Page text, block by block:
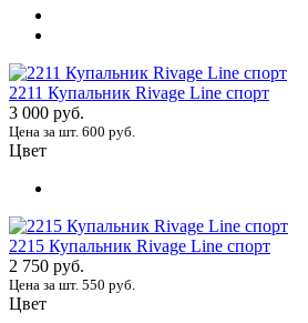
2211 Купальник Rivage Line спорт
3 000 руб.
Цена за шт. 600 руб.
Цвет
2215 Купальник Rivage Line спорт
2 750 руб.
Цена за шт. 550 руб.
Цвет